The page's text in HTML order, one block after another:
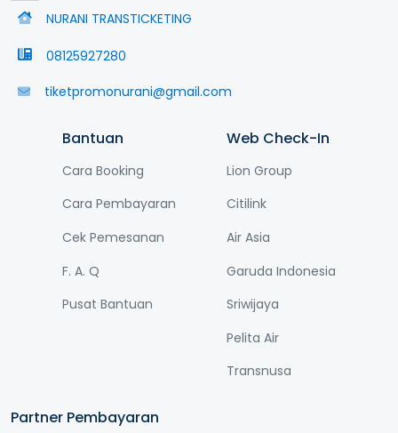
NURANI TRANSTICKETING
08125927280
tiketpromonurani@gmail.com
Bantuan
Cara Booking
Cara Pembayaran
Cek Pemesanan
F. A. Q
Pusat Bantuan
Web Check-In
Lion Group
Citilink
Air Asia
Garuda Indonesia
Sriwijaya
Pelita Air
Transnusa
Partner Pembayaran